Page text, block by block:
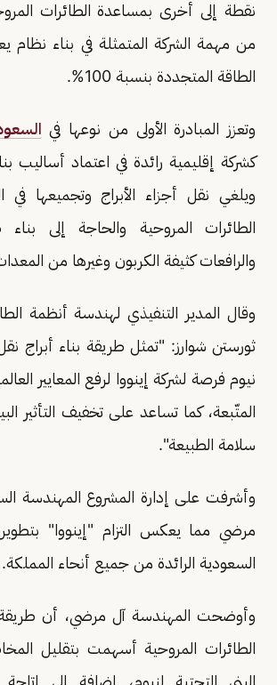
نقطة إلى أخرى بمساعدة الطائرات
من مهمة الشركة المتمثلة في بناء نظام
الطاقة المتجددة بنسبة 100%.
وتعزز المبادرة الأولى من نوعها في
كشركة إقليمية رائدة في اعتماد أساليب
ويلغي نقل أجزاء الأبراج وتجميعها في
الطائرات المروحية والحاجة إلى
والرافعات كثيفة الكربون وغيرها من
وقال المدير التنفيذي لهندسة أنظمة
ثورستن شوارز: "تمثل طريقة بناء أبراج
نيوم فرصة لشركة إينووا لرفع المعايير
المتّبعة، كما تساعد على تخفيف التأثير
سلامة الطبيعة".
وأشرفت على إدارة المشروع المهندسة
مرضي مما يعكس التزام "إينووا"
السعودية الرائدة من جميع أنحاء المملكة.
وأوضحت المهندسة آل مرضي، أن طريقة
الطائرات المروحية أسهمت بتقليل
البنى التحتية لنيوم، إضافة إلى